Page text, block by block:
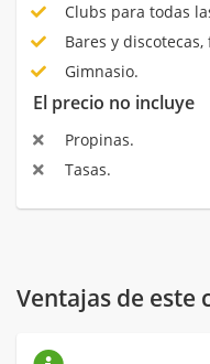
Clubs para todas
Bares y
Gimnasio.
El precio no incluye
Propinas.
Tasas.
Ventajas de este